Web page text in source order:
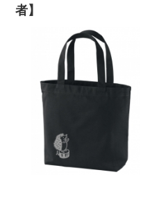
者】